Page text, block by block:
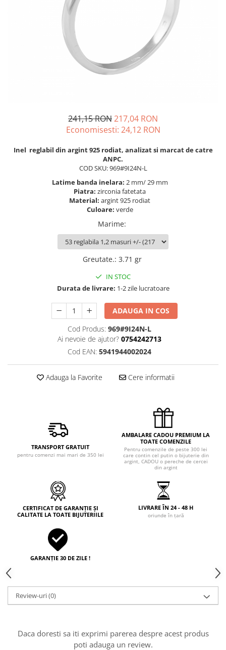
BRATARA TIP ROZARIU
LANTURI TIP ROZARIU
241,15 RON217,04 RON
Economisesti: 24,12 RON
Inel reglabil din argint 925 rodiat, analizat si marcat de catre
ANPC.
COD SKU: 969#9I24N-L
Latime banda inelara: 2 mm/ 29 mm
Piatra: zirconia fatetata
Material: argint 925 rodiat
Culoare: verde
Marime:
Greutate.: 3.71 gr
IN STOC
Durata de livrare: 1-2 zile lucratoare
ADAUGA IN COS
Cod Produs: 969#9I24N-L
Ai nevoie de ajutor? 0754242713
Cod EAN: 5941944002024
Adauga la Favorite Cere informatii
TRANSPORT GRATUIT
pentru comenzi mai mari de 350 lei
AMBALARE CADOU PREMIUM LA
TOATE COMENZILE
Pentru comenzile de peste 300 lei
care contin cel putin o bijuterie din
argint, CADOU o pereche de cercei
din argint
CERTIFICAT DE GARANȚIE ȘI
CALITATE LA TOATE BIJUTERIILE
LIVRARE ÎN 24 - 48 H
oriunde în țară
GARANȚIE 30 DE ZILE !
Review-uri(0)
Daca doresti sa iti exprimi parerea despre acest produs
poti adauga un review.